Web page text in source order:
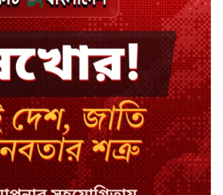
দেশে ফিরলে হাসিনাকে যেতে হবে
জেলে: সোহেল তাজ
খোকসায় পরিচয় নিশ্চিত করে বিএনপি
নেতার ওপর হামলা
শেখ পরিবারের সবাই নিরাপদে বাইরে,
কারাগারে দলের কর্মীরা